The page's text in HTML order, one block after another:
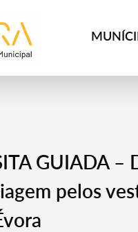
GUIADA –
pelos